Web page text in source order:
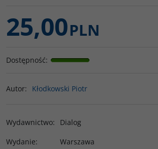
25,00PLN
Dostępność:
Autor: Kłodkowski Piotr
Wydawnictwo:
Dialog
Wydanie:
Warszawa